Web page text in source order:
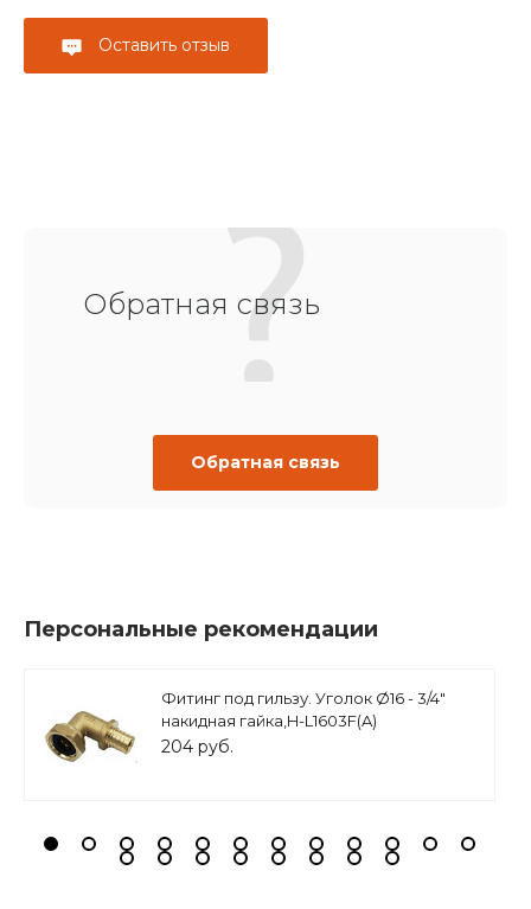
Оставить отзыв
Обратная связь
Обратная связь
Персональные рекомендации
Фитинг под гильзу. Уголок Ø16 - 3/4"
накидная гайка,H-L1603F(A)
204 руб.